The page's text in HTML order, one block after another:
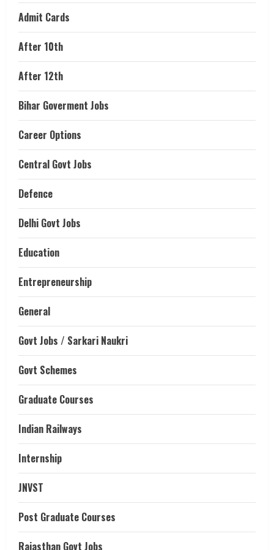
Admit Cards
After 10th
After 12th
Bihar Goverment Jobs
Career Options
Central Govt Jobs
Defence
Delhi Govt Jobs
Education
Entrepreneurship
General
Govt Jobs / Sarkari Naukri
Govt Schemes
Graduate Courses
Indian Railways
Internship
JNVST
Post Graduate Courses
Rajasthan Govt Jobs